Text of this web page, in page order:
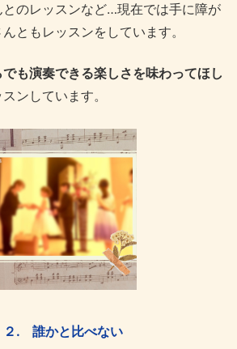
のレッスンなど…現在では手に障が
ともレッスンをしています。
も演奏できる楽しさを味わってほし
ンしています。
２. 誰かと比べない